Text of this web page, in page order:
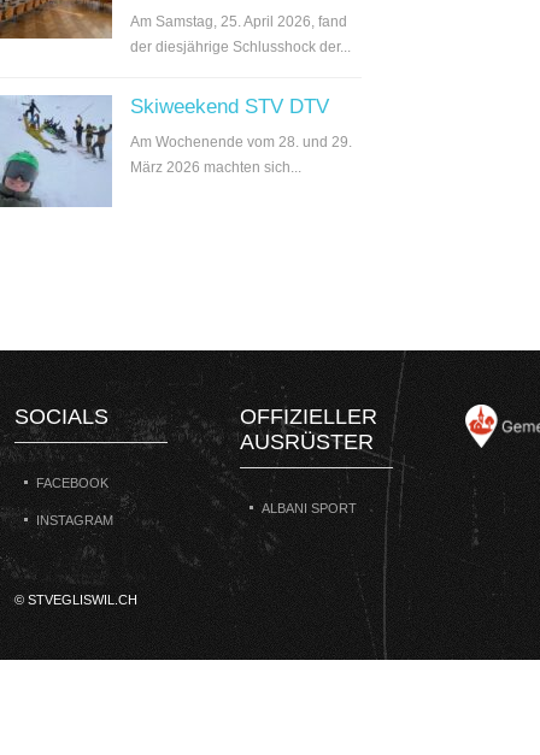
Am Samstag, 25. April 2026, fand
der diesjährige Schlusshock der...
Skiweekend STV DTV
Am Wochenende vom 28. und 29.
März 2026 machten sich...
SOCIALS
FACEBOOK
INSTAGRAM
OFFIZIELLER
AUSRÜSTER
ALBANI SPORT
© STVEGLISWIL.CH